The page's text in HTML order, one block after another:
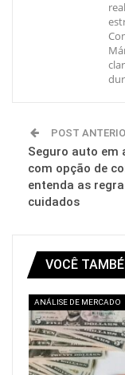
POST
Seguro auto em
com opção de
entenda as
cuidados
VOCÊ
ANÁLISE DE MERCADO